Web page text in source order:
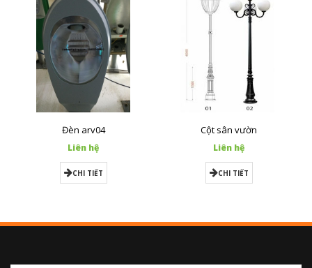
Đèn arv04
Liên hệ
CHI TIẾT
Cột sân vườn
Liên hệ
CHI TIẾT